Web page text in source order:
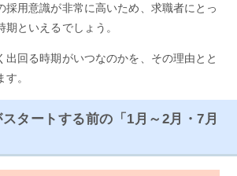
採用意識が非常に高いため、求職者にとっ
といえるでしょう。
出回る時期がいつなのかを、その理由とと
。
タートする前の「1月～2月・7月